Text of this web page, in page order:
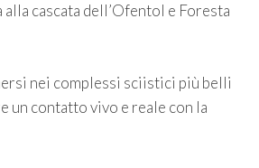
alla cascata dell’Ofentol e Foresta
nei complessi sciistici più belli
un contatto vivo e reale con la